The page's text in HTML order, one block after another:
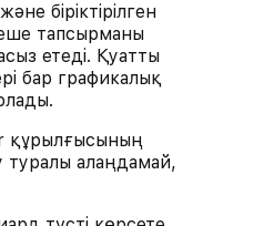
біріктірілген
тапсырманы
етеді. Қуатты
бар графикалық
құрылғысының
туралы алаңдамай,